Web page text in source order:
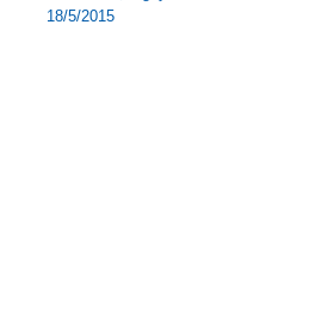
18/5/2015